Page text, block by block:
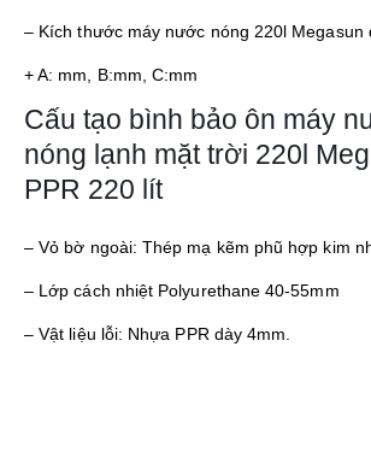
– Kích thước máy nước nóng 220l Megasun
+ A: mm, B:mm, C:mm
Cấu tạo bình bảo ôn máy
nóng lạnh mặt trời 220l
PPR 220 lít
– Vỏ bờ ngoài: Thép mạ kẽm phũ hợp kim
– Lớp cách nhiệt Polyurethane 40-55mm
– Vật liệu lỗi: Nhựa PPR dày 4mm.